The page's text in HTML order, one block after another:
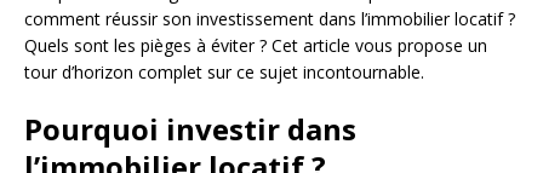
comment réussir son investissement dans l’immobilier locatif ?
Quels sont les pièges à éviter ? Cet article vous propose un
tour d’horizon complet sur ce sujet incontournable.
Pourquoi investir dans